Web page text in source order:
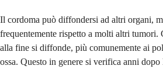
Il cordoma può diffondersi ad altri organi,
frequentemente rispetto a molti altri
alla fine si diffonde, più comunemente ai
ossa. Questo in genere si verifica anni